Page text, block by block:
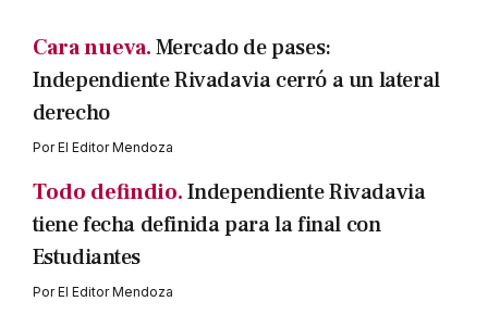
Cara nueva.Mercado de pases:
Independiente Rivadavia cerró a un lateral
derecho
PorEl Editor Mendoza
Todo defindio.Independiente Rivadavia
tiene fecha definida para la final con
Estudiantes
PorEl Editor Mendoza